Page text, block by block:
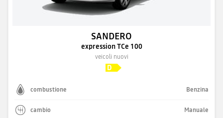
SANDERO
expression TCe 100
veicoli nuovi
combustione Benzina
cambio Manuale